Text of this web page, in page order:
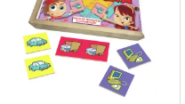
Detalhes
Adicionar